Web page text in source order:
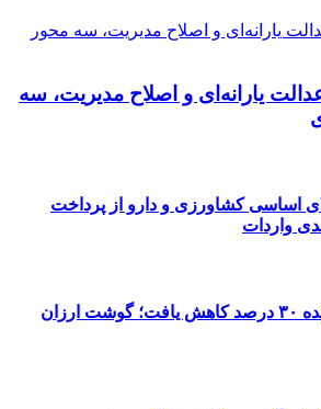
یارانه‌ای و اصلاح مدیریت، سه
۱۹۹ کالای اساسی کشاورزی و دارو از پرداخت
قیمت گوسفند زنده ۳۰ درصد کاهش یافت؛ گوشت ارزان